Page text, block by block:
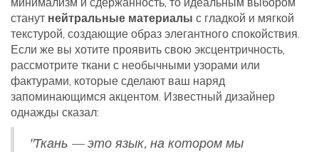
станут нейтральные материалы с гладкой и мягкой
текстурой, создающие образ элегантного спокойствия.
Если же вы хотите проявить свою эксцентричность,
рассмотрите ткани с необычными узорами или
фактурами, которые сделают ваш наряд
запоминающимся акцентом. Известный дизайнер
однажды сказал:
"Ткань — это язык, на котором мы